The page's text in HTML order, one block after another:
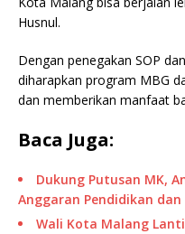
Husnul.
Dengan penegakan SOP
diharapkan program MBG
dan memberikan manfaat
Baca Juga:
Dukung Putusan MK,
Anggaran Pendidikan dan
Wali Kota Malang